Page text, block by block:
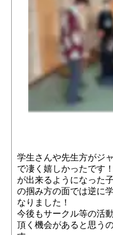
学生さんや先生方がジ
で凄く嬉しかったです
が出来るようになった
の掴み方の面では逆に
なりました！
今後もサークル等の活
頂く機会があると思う